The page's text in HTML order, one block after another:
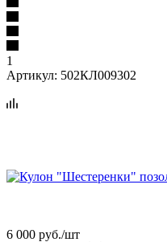
1
Артикул: 502КЛ009302
6 000 руб./шт